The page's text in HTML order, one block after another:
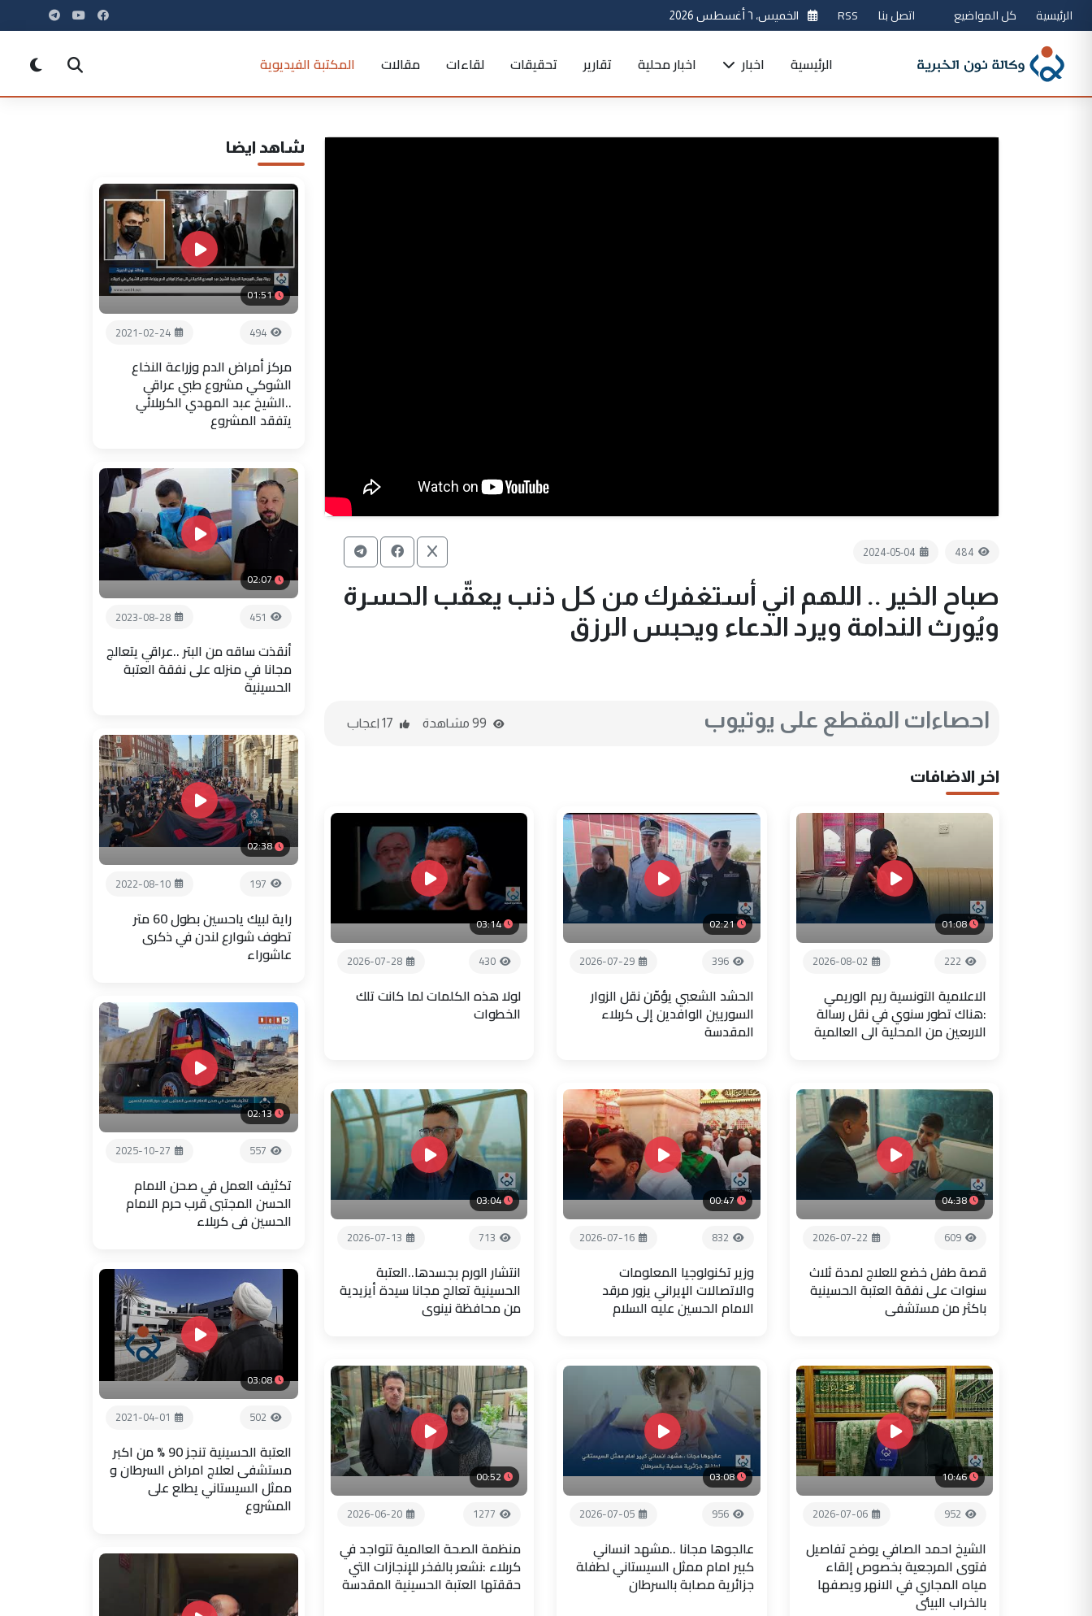
الرئيسية كل المواضيع اتصل بنا RSS الخميس، ٦ أغسطس 2026
الرئيسية اخبار اخبار محلية تقارير تحقيقات لقاءات مقالات المكتبة الفيديوية
484
2024-05-04
صباح الخير .. اللهم اني أستغفرك من كل ذنب يعقّب الحسرة
ويُورث الندامة ويرد الدعاء ويحبس الرزق
احصاءات المقطع على يوتيوب
اخر الاضافات
01:08
222
2026-08-02
الاعلامية التونسية ريم الوريمي
:هناك تطور سنوي في نقل رسالة
الاربعين من المحلية الى العالمية
02:21
396
2026-07-29
الحشد الشعبي يؤمّن نقل الزوار
السوريين الوافدين إلى كربلاء
المقدسة
03:14
430
2026-07-28
لولا هذه الكلمات لما كانت تلك
الخطوات
04:38
609
2026-07-22
قصة طفل خضع للعلاج لمدة ثلاث
سنوات على نفقة العتبة الحسينية
باكثر من مستشفى
00:47
832
2026-07-16
وزير تكنولوجيا المعلومات
والاتصالات الإيراني يزور مرقد
الامام الحسين عليه السلام
03:04
713
2026-07-13
انتشار الورم بجسدها..العتبة
الحسينية تعالج مجانا سيدة أيزيدية
من محافظة نينوى
10:46
952
2026-07-06
الشيخ احمد الصافي يوضح تفاصيل
فتوى المرجعية بخصوص إلقاء
مياه المجاري في الانهر ويصفها
بالخراب البيئي
03:08
956
2026-07-05
عالجوها مجانا ..مشهد انساني
كبير امام ممثل السيستاني لطفلة
جزائرية مصابة بالسرطان
00:52
1277
2026-06-20
منظمة الصحة العالمية تتواجد في
كربلاء :نشعر بالفخر للإنجازات التي
حققتها العتبة الحسينية المقدسة
شاهد ايضا
01:51
494
2021-02-24
مركز أمراض الدم وزراعة النخاع
الشوكي مشروع طبي عراقي
..الشيخ عبد المهدي الكربلائي
يتفقد المشروع
02:07
451
2023-08-28
أنقذت ساقه من البتر ..عراقي يتعالج
مجانا في منزله على نفقة العتبة
الحسينية
02:38
197
2022-08-10
راية لبيك ياحسين بطول 60 متر
تطوف شوارع لندن في ذكرى
عاشوراء
02:13
557
2025-10-27
تكثيف العمل في صحن الامام
الحسن المجتبى قرب حرم الامام
الحسين في كربلاء
03:08
502
2021-04-01
العتبة الحسينية تنجز 90 % من اكبر
مستشفى لعلاج امراض السرطان و
ممثل السيستاني يطلع على
المشروع